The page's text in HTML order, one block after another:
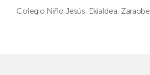
Colegio Niño Jesús, Ekialdea, Zaraobe